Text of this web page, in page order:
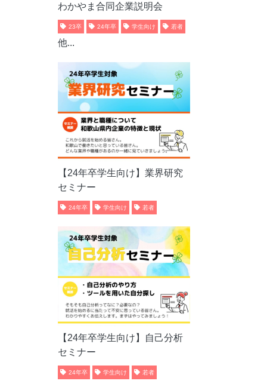
わかやま合同企業説明会
23卒 24年卒 学生向け 若者
他...
【24年卒学生向け】業界研究
セミナー
24年卒 学生向け 若者
【24年卒学生向け】自己分析
セミナー
24年卒 学生向け 若者